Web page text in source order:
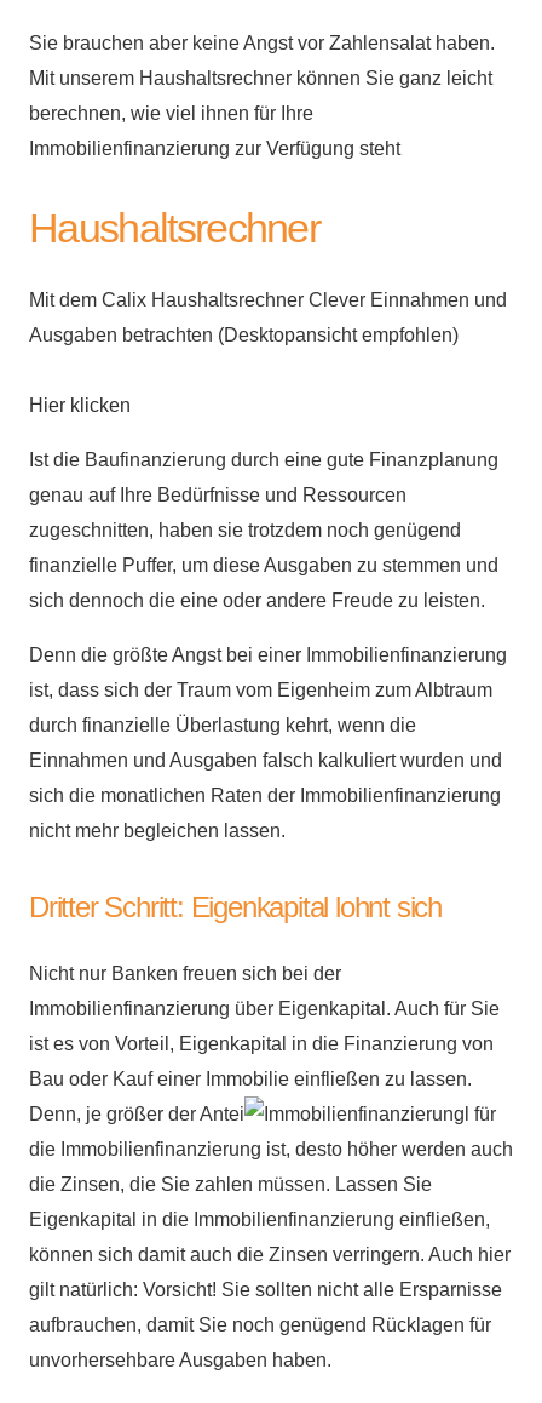
Sie brauchen aber keine Angst vor Zahlensalat haben.
Mit unserem Haushaltsrechner können Sie ganz leicht
berechnen, wie viel ihnen für Ihre
Immobilienfinanzierung zur Verfügung steht
Haushaltsrechner
Mit dem Calix Haushaltsrechner Clever Einnahmen und
Ausgaben betrachten (Desktopansicht empfohlen)
Hier klicken
Ist die Baufinanzierung durch eine gute Finanzplanung
genau auf Ihre Bedürfnisse und Ressourcen
zugeschnitten, haben sie trotzdem noch genügend
finanzielle Puffer, um diese Ausgaben zu stemmen und
sich dennoch die eine oder andere Freude zu leisten.
Denn die größte Angst bei einer Immobilienfinanzierung
ist, dass sich der Traum vom Eigenheim zum Albtraum
durch finanzielle Überlastung kehrt, wenn die
Einnahmen und Ausgaben falsch kalkuliert wurden und
sich die monatlichen Raten der Immobilienfinanzierung
nicht mehr begleichen lassen.
Dritter Schritt: Eigenkapital lohnt sich
Nicht nur Banken freuen sich bei der
Immobilienfinanzierung über Eigenkapital. Auch für Sie
ist es von Vorteil, Eigenkapital in die Finanzierung von
Bau oder Kauf einer Immobilie einfließen zu lassen.
Denn, je größer der Antei
l für
die Immobilienfinanzierung ist, desto höher werden auch
die Zinsen, die Sie zahlen müssen. Lassen Sie
Eigenkapital in die Immobilienfinanzierung einfließen,
können sich damit auch die Zinsen verringern. Auch hier
gilt natürlich: Vorsicht! Sie sollten nicht alle Ersparnisse
aufbrauchen, damit Sie noch genügend Rücklagen für
unvorhersehbare Ausgaben haben.